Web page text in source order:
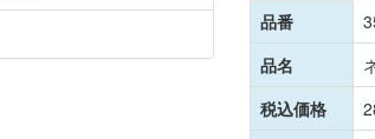
品番
品名
税込価格